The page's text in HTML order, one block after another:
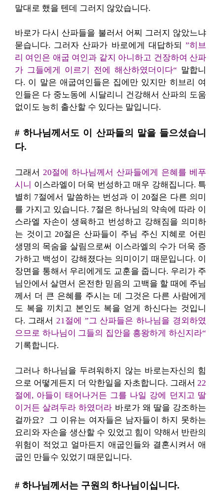
말대로 했을 텐데 그러지 않았습니다.
바로가 다시 산파들을 불러서 어찌 그러지 않았느냐
묻습니다. 그러자 산파가 바로에게 대답하되 ”히브
리 여인은 애굽 여인과 같지 아니하고 건장하여 산파
가 그들에게 이르기 전에 해산하였더이다“ 말합니
다. 이 말은 애굽여인들은 집에만 있지만 히브리 여
인들은 다 중노동에 시달리니 건강해서 산파의 도움
없이도 능히 출산할 수 있다는 말입니다.
# 하나님께서도 이 산파들의 말을 들으셨습니
다.
그래서 20절에 하나님께서 산파들에게 은혜를 베푸
시니 이스라엘이 더욱 번성하고 매우 강해집니다. 특
별히 7절에서 말씀하는 번성과 이 20절은 다른 의미
를 가지고 있습니다. 7절은 하나님의 약속에 따라 이
스라엘 자손이 생육하고 번성하고 강해짐을 의미하
는 것이고 20절은 산파들이 주님 주신 지혜로 어린
생명의 목숨을 살림으로써 이스라엘의 수가 더욱 증
가하고 백성이 강해졌다는 의미이기 때문입니다. 이
장면을 통해서 우리에게도 교훈을 줍니다. 우리가 주
님안에서 살면서 온전한 믿음의 고백을 할 때에 주님
께서 더 큰 은혜를 주시는 데 그것은 다른 사람에게
도 복을 끼치고 본인도 복을 얻게 하신다는 것입니
다. 그래서 21절에 ”그 산파들은 하나님을 경외하였
으므로 하나님이 그들의 집안을 흥왕하게 하신지라“
기록합니다.
그러나 하나님을 두려워하지 않는 바로는자신의 힘
으로 어떻게든지 더 악한일을 자초합니다. 그래서 22
절에, 아들이 태어나거든 그를 나일 강에 던지고 딸
이거든 살려두라 하였더라 바로가 왜 딸을 강조하는
걸까요? 그 이유는 여자들은 남자들이 하지 못하는
요리와 자손을 생산할 수 있었고 힘이 약해서 반란의
위험이 적었고 얼마든지 애굽인들와 결혼시켜서 애
굽인 만들수 있었기 때문입니다.
# 하나님께서는 구원의 하나님이십니다.